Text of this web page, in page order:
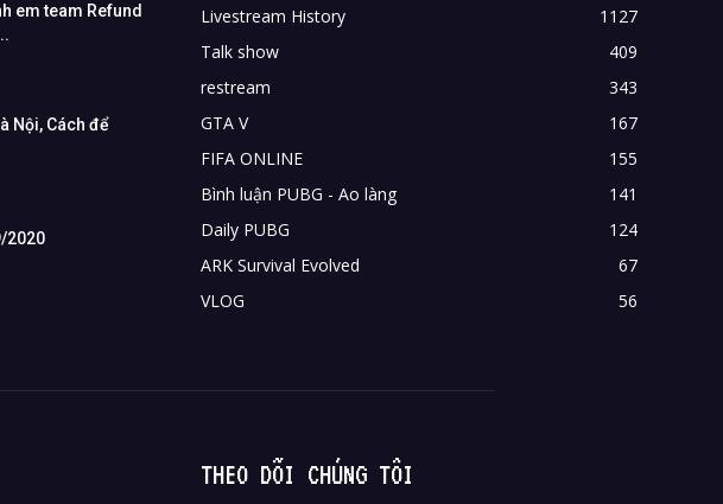
em team Refund
Nội, Cách để
2020
Livestream History
1127
Talk show
409
restream
343
GTA V
167
FIFA ONLINE
155
Bình luận PUBG - Ao làng
141
Daily PUBG
124
ARK Survival Evolved
67
VLOG
56
THEO DÕI CHÚNG TÔI